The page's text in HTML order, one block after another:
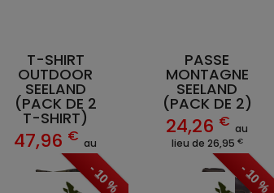
T-SHIRT
OUTDOOR
SEELAND
(PACK DE 2
T-SHIRT)
47,96 € au
lieu de 59,95€
PASSE
MONTAGNE
SEELAND
(PACK DE 2)
24,26 € au
lieu de 26,95 €
- 10 % - 10 %